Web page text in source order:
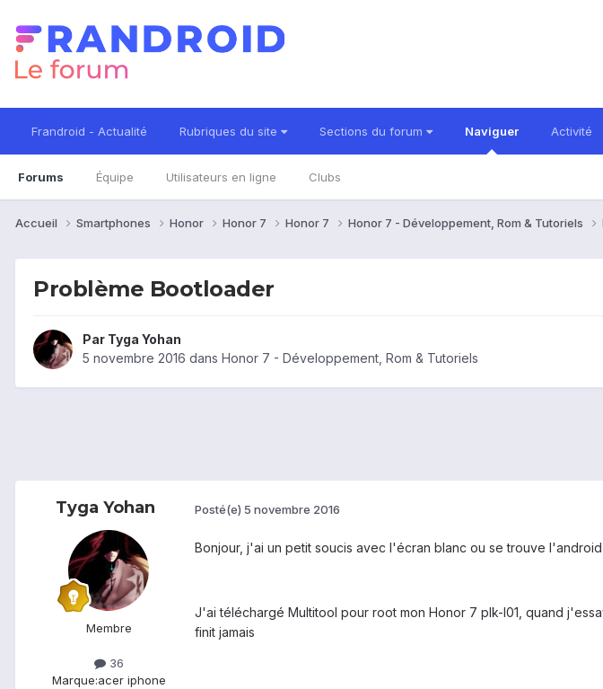
Frandroid - Actualité Rubriques du site Sections du forum Naviguer
Forums Équipe Utilisateurs en ligne Clubs
Activité
Accueil Smartphones Honor Honor 7 Honor 7 Honor 7 - Développement, Rom & Tutoriels
Problème Bootloader
Par Tyga Yohan
5 novembre 2016 dans Honor 7 - Développement, Rom & Tutoriels
Tyga Yohan
Membre
36
Marque:acer iphone
Posté(e) 5 novembre 2016
Bonjour, j'ai un petit soucis avec l'écran blanc ou se trouve
J'ai téléchargé Multitool pour root mon Honor 7 plk-l01, quand
finit jamais